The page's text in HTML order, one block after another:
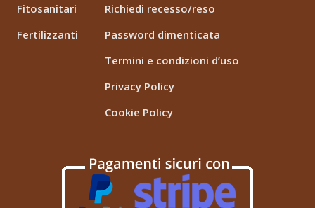
Fitosanitari
Fertilizzanti
Richiedi recesso/reso
Password dimenticata
Termini e condizioni d’uso
Privacy Policy
Cookie Policy